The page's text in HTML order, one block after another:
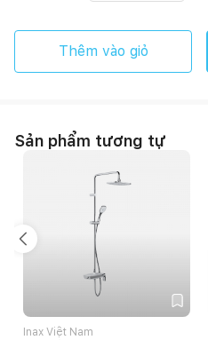
Thêm vào giỏ
Sản phẩm tương tự
Inax Việt Nam